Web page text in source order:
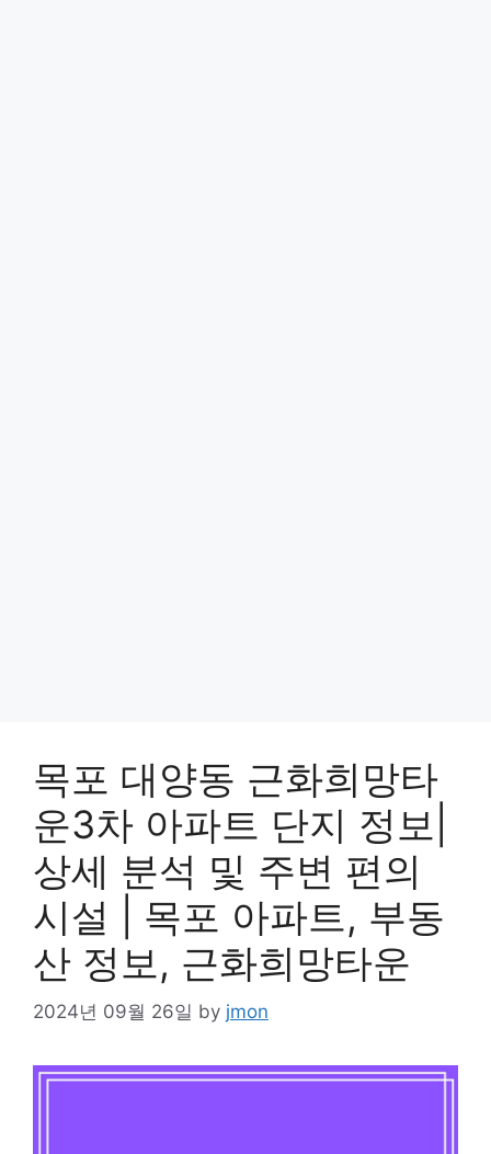
목포 대양동 근화희망타
운3차 아파트 단지 정보|
상세 분석 및 주변 편의
시설 | 목포 아파트, 부동
산 정보, 근화희망타운
2024년 09월 26일 by jmon